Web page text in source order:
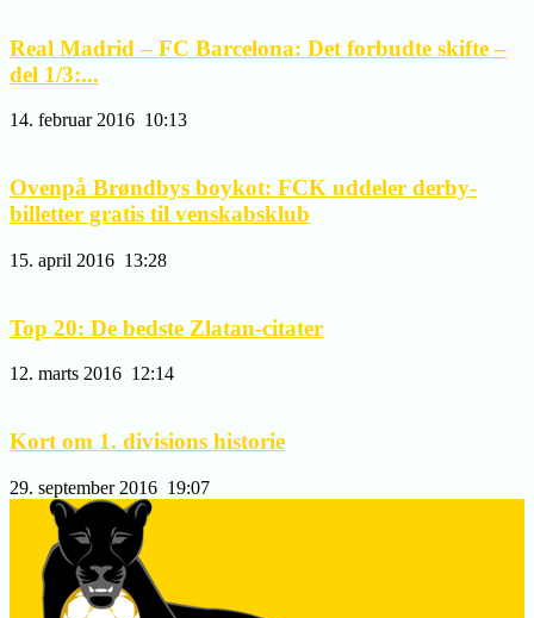
Real Madrid – FC Barcelona: Det forbudte skifte –
del 1/3:...
14. februar 2016 10:13
Ovenpå Brøndbys boykot: FCK uddeler derby-
billetter gratis til venskabsklub
15. april 2016 13:28
Top 20: De bedste Zlatan-citater
12. marts 2016 12:14
Kort om 1. divisions historie
29. september 2016 19:07